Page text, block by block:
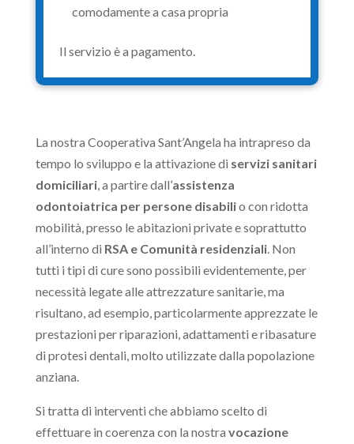
comodamente a casa propria
Il servizio è a pagamento.
La nostra Cooperativa Sant’Angela ha intrapreso da
tempo lo sviluppo e la attivazione di servizi sanitari
domiciliari, a partire dall’assistenza
odontoiatrica per persone disabilio con ridotta
mobilità, presso le abitazioni private e soprattutto
all’interno di RSAe Comunità residenziali. Non
tutti i tipi di cure sono possibili evidentemente, per
necessità legate alle attrezzature sanitarie, ma
risultano, ad esempio, particolarmente apprezzate le
prestazioni per riparazioni, adattamenti e ribasature
di protesi dentali, molto utilizzate dalla popolazione
anziana.
Si tratta di interventi che abbiamo scelto di
effettuare in coerenza con la nostra vocazione